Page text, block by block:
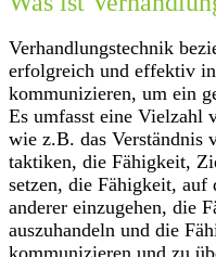
Verhandlungstechnik
erfolgreich und effektiv
kommunizieren, um ein
Es umfasst eine Vielzahl
wie z.B. das Verständnis
taktiken, die Fähigkeit,
setzen, die Fähigkeit, auf
anderer einzugehen, die
auszuhandeln und die
kommunizieren und zu